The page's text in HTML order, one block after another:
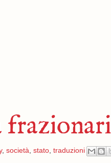
, società, stato, traduzioni